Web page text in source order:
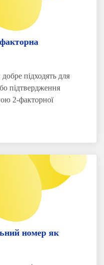
підходять для
підтвердження
2-факторної
номер як